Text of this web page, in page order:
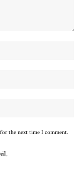
the next time I comment.